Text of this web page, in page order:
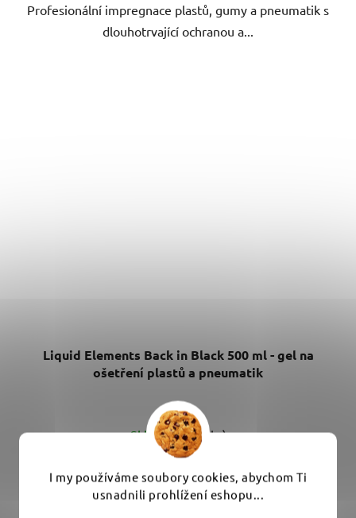
I my používáme soubory cookies, abychom Ti
usnadnili prohlížení eshopu...
Profesionální impregnace plastů, gumy a pneumatik s
dlouhotrvající ochranou a...
Liquid Elements Back in Black 500 ml - gel na
ošetření plastů a pneumatik
Skladem(>10 ks)
249 Kč